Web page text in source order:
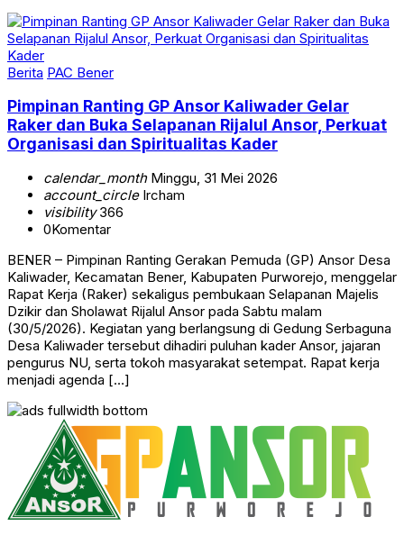
Berita PAC Bener
Pimpinan Ranting GP Ansor Kaliwader Gelar
Raker dan Buka Selapanan Rijalul Ansor, Perkuat
Organisasi dan Spiritualitas Kader
calendar_monthMinggu, 31 Mei 2026
account_circleIrcham
visibility366
0Komentar
BENER – Pimpinan Ranting Gerakan Pemuda (GP) Ansor Desa
Kaliwader, Kecamatan Bener, Kabupaten Purworejo, menggelar
Rapat Kerja (Raker) sekaligus pembukaan Selapanan Majelis
Dzikir dan Sholawat Rijalul Ansor pada Sabtu malam
(30/5/2026). Kegiatan yang berlangsung di Gedung Serbaguna
Desa Kaliwader tersebut dihadiri puluhan kader Ansor, jajaran
pengurus NU, serta tokoh masyarakat setempat. Rapat kerja
menjadi agenda […]